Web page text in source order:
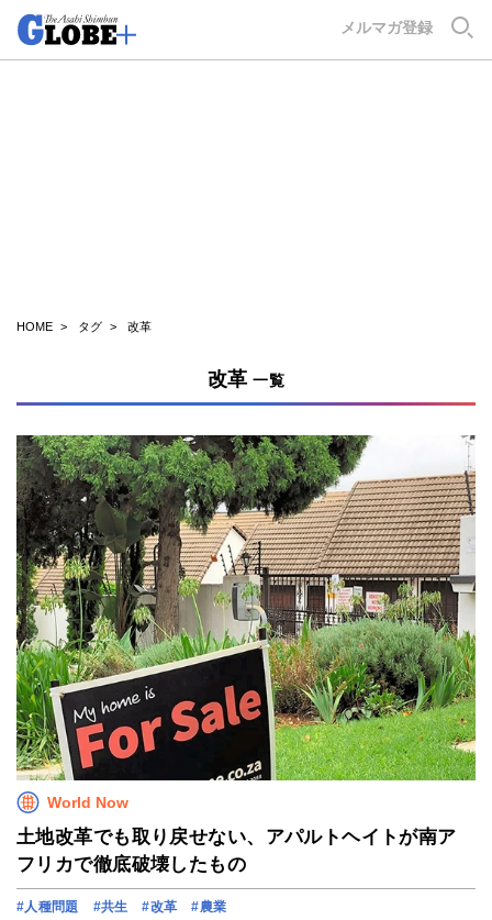
メルマガ登録
HOME タグ 改革
改革 一覧
World Now
土地改革でも取り戻せない、アパルトヘイトが南ア
フリカで徹底破壊したもの
#人種問題 #共生 #改革 #農業